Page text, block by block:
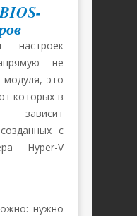
настроек
не
модуля, это
которых в
зависит
с
Hyper-V
нужно